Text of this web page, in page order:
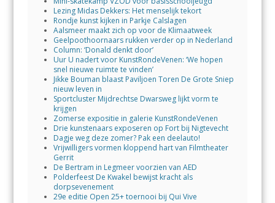
Lezing Midas Dekkers: Het menselijk tekort
Rondje kunst kijken in Parkje Calslagen
Aalsmeer maakt zich op voor de Klimaatweek
Geelpoothoornaars rukken verder op in Nederland
Column: ‘Donald denkt door’
Uur U nadert voor KunstRondeVenen: ‘We hopen
snel nieuwe ruimte te vinden’
Jikke Bouman blaast Paviljoen Toren De Grote Sniep
nieuw leven in
Sportcluster Mijdrechtse Dwarsweg lijkt vorm te
krijgen
Zomerse expositie in galerie KunstRondeVenen
Drie kunstenaars exposeren op Fort bij Nigtevecht
Dagje weg deze zomer? Pak een deelauto!
Vrijwilligers vormen kloppend hart van Filmtheater
Gerrit
De Bertram in Legmeer voorzien van AED
Polderfeest De Kwakel bewijst kracht als
dorpsevenement
29e editie Open 25+ toernooi bij Qui Vive